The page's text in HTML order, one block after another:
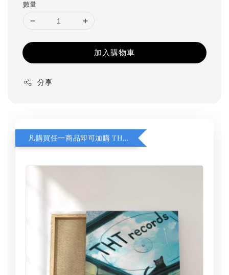
數量
加入購物車
分享
凡購買任一商品即可加購 THT 九週年 同一片天空 無框畫 30 x 30 cm 附掛勾 (黑膠封面大小）